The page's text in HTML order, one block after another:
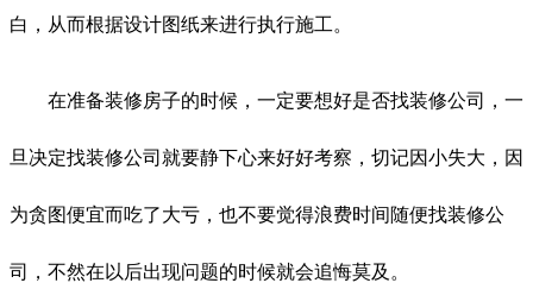
白，从而根据设计图纸来进行执行施工。
在准备装修房子的时候，一定要想好是否找装修公司，一
旦决定找装修公司就要静下心来好好考察，切记因小失大，因
为贪图便宜而吃了大亏，也不要觉得浪费时间随便找装修公
司，不然在以后出现问题的时候就会追悔莫及。